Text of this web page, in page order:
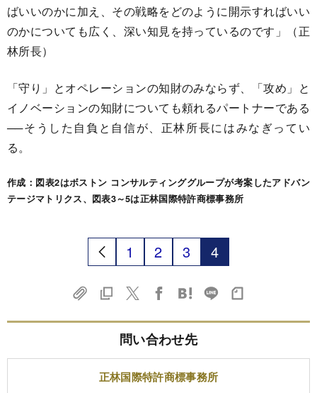
ばいいのかに加え、その戦略をどのように開示すればいい
のかについても広く、深い知見を持っているのです」（正
林所長）
「守り」とオペレーションの知財のみならず、「攻め」と
イノベーションの知財についても頼れるパートナーである
──そうした自負と自信が、正林所長にはみなぎってい
る。
作成：図表2はボストン コンサルティンググループが考案したアドバン
テージマトリクス、図表3～5は正林国際特許商標事務所
1 2 3 4
問い合わせ先
正林国際特許商標事務所